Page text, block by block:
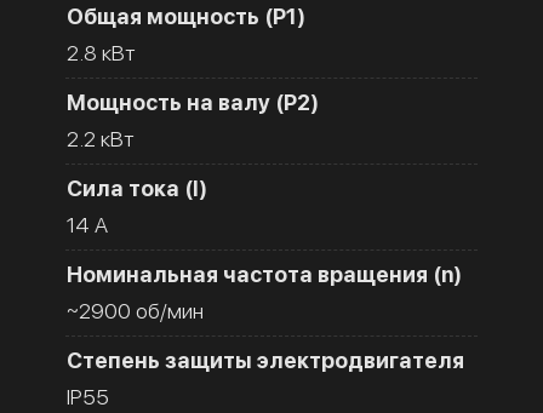
Общая мощность (Р1)
2.8 кВт
Мощность на валу (Р2)
2.2 кВт
Сила тока (I)
14 A
Номинальная частота вращения (n)
~2900 об/мин
Степень защиты электродвигателя
IP55